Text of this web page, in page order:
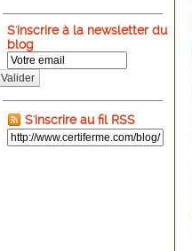
S'inscrire à la newsletter du
blog
Valider
S'inscrire au fil RSS